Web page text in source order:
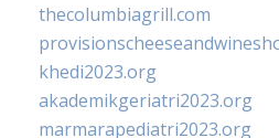
thecolumbiagrill.com
khedi2023.org
akademikgeriatri2023.org
marmarapediatri2023.org